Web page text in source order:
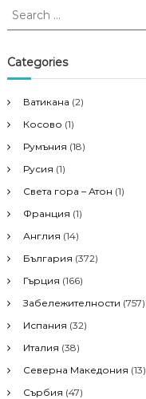
S
r
c
f
o
r
Categories
Ватикана (2)
Косово (1)
Румъния (18)
Русия (1)
Света гора – Атон (1)
Франция (1)
Англия (14)
България (372)
Гърция (166)
Забележителности (757)
Испания (32)
Италия (38)
Северна Македония (13)
Сърбия (47)